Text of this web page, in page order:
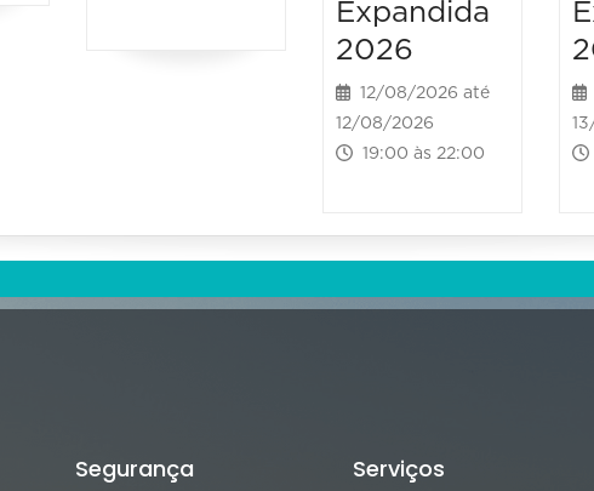
Expandida
2026
12/08/2026 até
12/08/2026
19:00 às 22:00
Segurança Serviços